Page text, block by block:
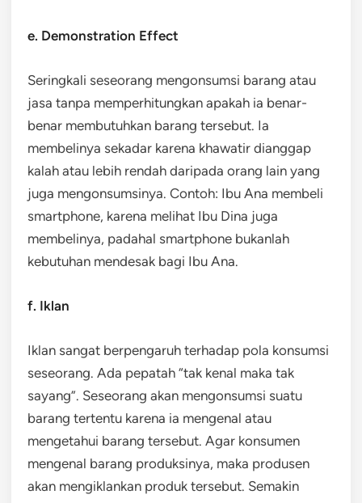
e. Demonstration Effect
Seringkali seseorang mengonsumsi barang atau
jasa tanpa memperhitungkan apakah ia benar-
benar membutuhkan barang tersebut. Ia
membelinya sekadar karena khawatir dianggap
kalah atau lebih rendah daripada orang lain yang
juga mengonsumsinya. Contoh: Ibu Ana membeli
smartphone, karena melihat Ibu Dina juga
membelinya, padahal smartphone bukanlah
kebutuhan mendesak bagi Ibu Ana.
f. Iklan
Iklan sangat berpengaruh terhadap pola konsumsi
seseorang. Ada pepatah “tak kenal maka tak
sayang”. Seseorang akan mengonsumsi suatu
barang tertentu karena ia mengenal atau
mengetahui barang tersebut. Agar konsumen
mengenal barang produksinya, maka produsen
akan mengiklankan produk tersebut. Semakin